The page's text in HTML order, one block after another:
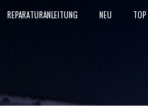
REPARATURANLEITUNG NEU TOP